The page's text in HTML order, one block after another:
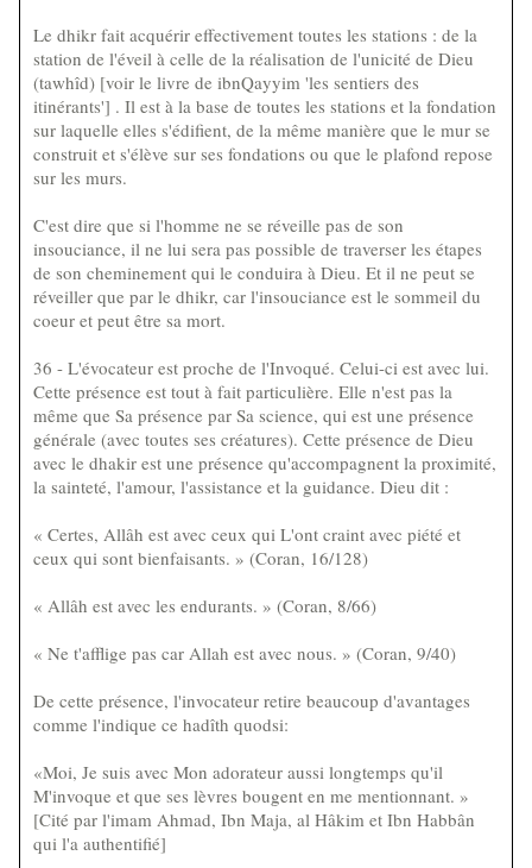
Le dhikr fait acquérir effectivement toutes les stations : de la
station de l'éveil à celle de la réalisation de l'unicité de Dieu
(tawhîd) [voir le livre de ibnQayyim 'les sentiers des
itinérants'] . Il est à la base de toutes les stations et la fondation
sur laquelle elles s'édifient, de la même manière que le mur se
construit et s'élève sur ses fondations ou que le plafond repose
sur les murs.
C'est dire que si l'homme ne se réveille pas de son
insouciance, il ne lui sera pas possible de traverser les étapes
de son cheminement qui le conduira à Dieu. Et il ne peut se
réveiller que par le dhikr, car l'insouciance est le sommeil du
coeur et peut être sa mort.
36 - L'évocateur est proche de l'Invoqué. Celui-ci est avec lui.
Cette présence est tout à fait particulière. Elle n'est pas la
même que Sa présence par Sa science, qui est une présence
générale (avec toutes ses créatures). Cette présence de Dieu
avec le dhakir est une présence qu'accompagnent la proximité,
la sainteté, l'amour, l'assistance et la guidance. Dieu dit :
« Certes, Allâh est avec ceux qui L'ont craint avec piété et
ceux qui sont bienfaisants. » (Coran, 16/128)
« Allâh est avec les endurants. » (Coran, 8/66)
« Ne t'afflige pas car Allah est avec nous. » (Coran, 9/40)
De cette présence, l'invocateur retire beaucoup d'avantages
comme l'indique ce hadîth quodsi:
«Moi, Je suis avec Mon adorateur aussi longtemps qu'il
M'invoque et que ses lèvres bougent en me mentionnant. »
[Cité par l'imam Ahmad, Ibn Maja, al Hâkim et Ibn Habbân
qui l'a authentifié]